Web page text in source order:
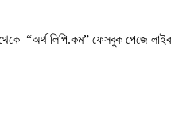
থেকে “অর্থ লিপি.কম” ফেসবুক পেজে